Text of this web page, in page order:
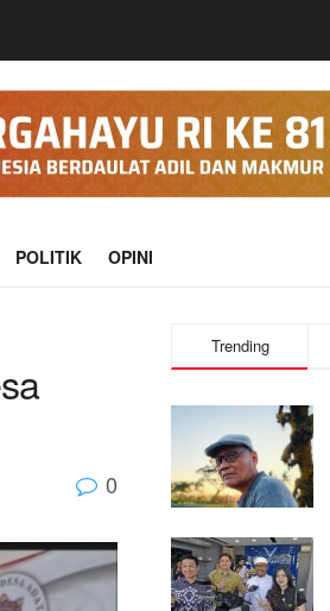
POLITIK OPINI
0
Trending